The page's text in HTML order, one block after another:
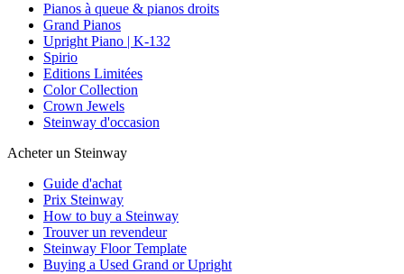
Pianos à queue & pianos droits
Grand Pianos
Upright Piano | K-132
Spirio
Editions Limitées
Color Collection
Crown Jewels
Steinway d'occasion
Acheter un Steinway
Guide d'achat
Prix Steinway
How to buy a Steinway
Trouver un revendeur
Steinway Floor Template
Buying a Used Grand or Upright